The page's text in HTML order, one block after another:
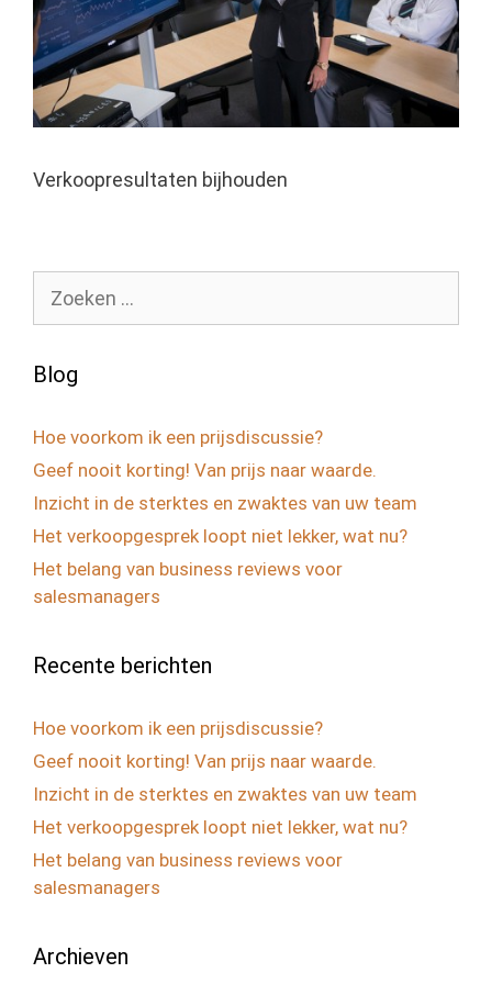
Verkoopresultaten bijhouden
naar:
Blog
Hoe voorkom ik een prijsdiscussie?
Geef nooit korting! Van prijs naar waarde.
Inzicht in de sterktes en zwaktes van uw team
Het verkoopgesprek loopt niet lekker, wat nu?
Het belang van business reviews voor
salesmanagers
Recente berichten
Hoe voorkom ik een prijsdiscussie?
Geef nooit korting! Van prijs naar waarde.
Inzicht in de sterktes en zwaktes van uw team
Het verkoopgesprek loopt niet lekker, wat nu?
Het belang van business reviews voor
salesmanagers
Archieven